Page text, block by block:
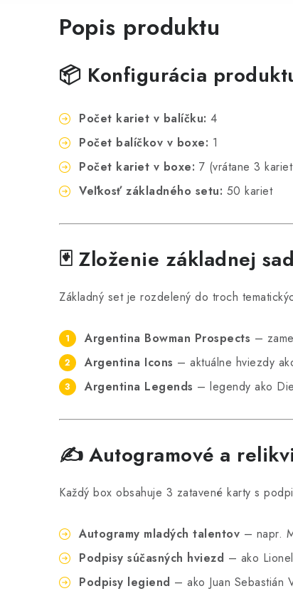
Popis produktu
📦 Konfigurácia
Počet kariet v balíčku: 4
Počet balíčkov v boxe: 1
Počet kariet v boxe: 7 (vrátane 3
Veľkosť základného setu: 50 kariet
🃏 Zloženie základnej
Základný set je rozdelený do troch
Argentina Bowman Prospects –
Argentina Icons – aktuálne hviezdy
Argentina Legends – legendy ako
✍️ Autogramové a
Každý box obsahuje 3 zatavené karty s
Autogramy mladých talentov – napr.
Podpisy súčasných hviezd – ako
Podpisy legiend – ako Juan Sebastián